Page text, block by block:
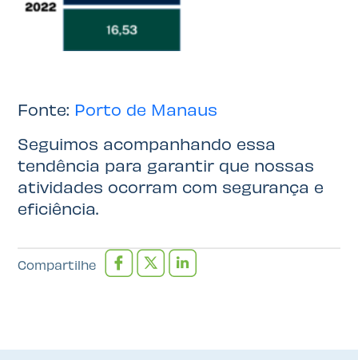
Fonte: Porto de Manaus
Seguimos acompanhando essa
tendência para garantir que nossas
atividades ocorram com segurança e
eficiência.
Compartilhe